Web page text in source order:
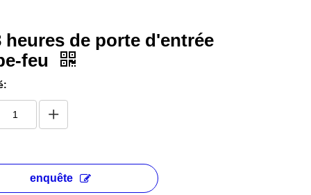
heures de porte d'entrée
feu
enquête